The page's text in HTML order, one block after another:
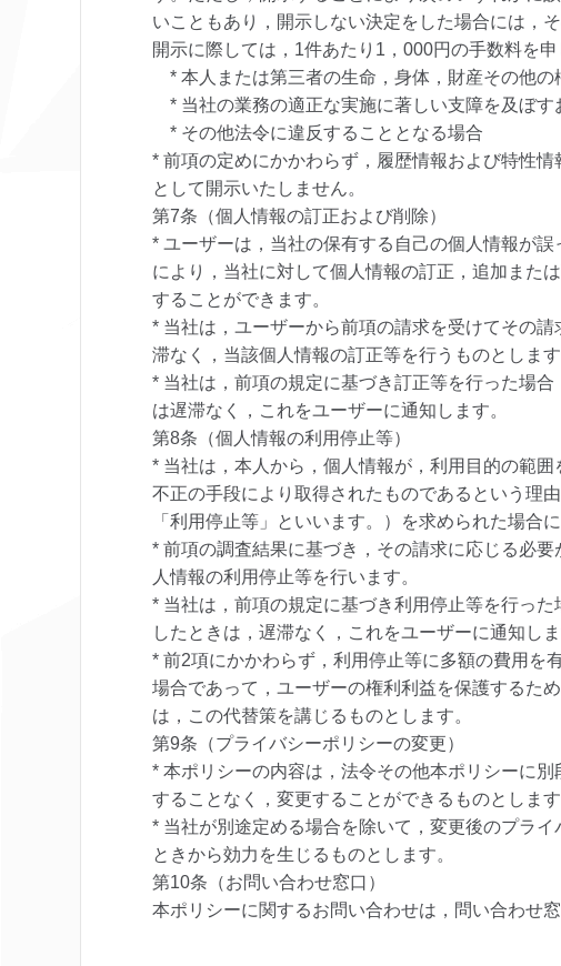
いこともあり，開示しない決定をした場合には，
開示に際しては，1件あたり1，000円の手数料を申
* 本人または第三者の生命，身体，財産その他の
* 当社の業務の適正な実施に著しい支障を及ぼす
* その他法令に違反することとなる場合
* 前項の定めにかかわらず，履歴情報および特性
として開示いたしません。
第7条（個人情報の訂正および削除）
* ユーザーは，当社の保有する自己の個人情報が
により，当社に対して個人情報の訂正，追加また
することができます。
* 当社は，ユーザーから前項の請求を受けてその
滞なく，当該個人情報の訂正等を行うものとします
* 当社は，前項の規定に基づき訂正等を行った場
は遅滞なく，これをユーザーに通知します。
第8条（個人情報の利用停止等）
* 当社は，本人から，個人情報が，利用目的の範
不正の手段により取得されたものであるという理
「利用停止等」といいます。）を求められた場合
* 前項の調査結果に基づき，その請求に応じる必
人情報の利用停止等を行います。
* 当社は，前項の規定に基づき利用停止等を行っ
したときは，遅滞なく，これをユーザーに通知しま
* 前2項にかかわらず，利用停止等に多額の費用を
場合であって，ユーザーの権利利益を保護するた
は，この代替策を講じるものとします。
第9条（プライバシーポリシーの変更）
* 本ポリシーの内容は，法令その他本ポリシーに
することなく，変更することができるものとします
* 当社が別途定める場合を除いて，変更後のプラ
ときから効力を生じるものとします。
第10条（お問い合わせ窓口）
本ポリシーに関するお問い合わせは，問い合わせ